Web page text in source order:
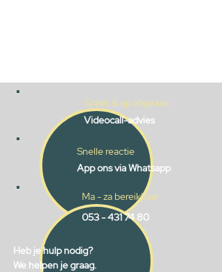
Gratis & op afspraak
Videocall-advies
Snelle reactie
App ons via Whatsapp
Ma - za bereikbaar
053 - 431 74 80
Heb je hulp nodig?
We helpen je graag.